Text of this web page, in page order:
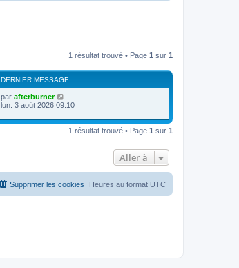
1 résultat trouvé • Page 1 sur 1
DERNIER MESSAGE
par afterburner
lun. 3 août 2026 09:10
1 résultat trouvé • Page 1 sur 1
Aller à
Heures au format UTC
Supprimer les cookies